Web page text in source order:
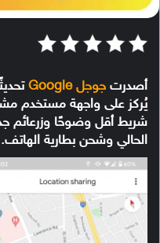
أصدرت جوجل Google
يُركز على واجهة مستخدم
شريط أقل وضوحًا وزرعائم
الحالي وشحن بطارية الهاتف.